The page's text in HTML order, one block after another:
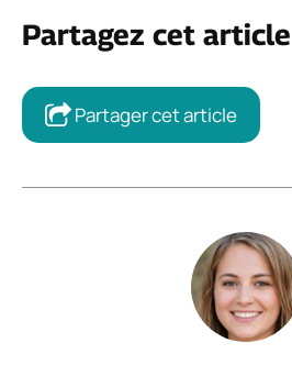
Partagez cet
Partager cet article